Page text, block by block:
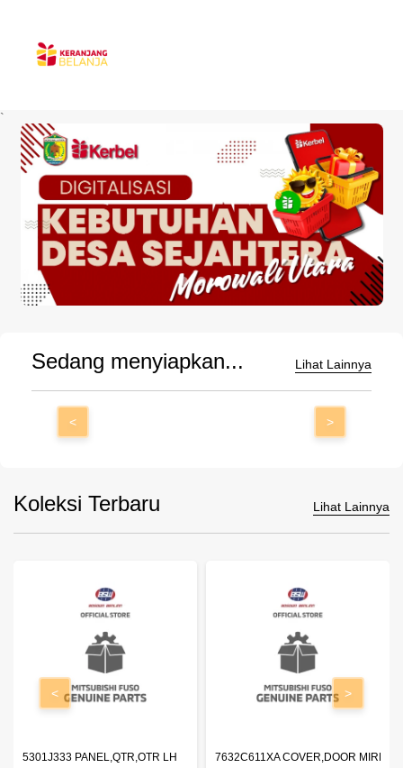
`
Sedang menyiapkan... Lihat Lainnya
< >
Koleksi Terbaru Lihat Lainnya
5301J333 PANEL,QTR,OTR LH 7632C611XA COVER,DOOR
< >